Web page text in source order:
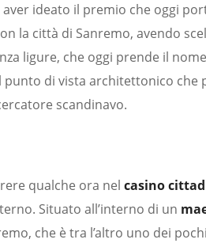
ideato il premio che oggi
la città di Sanremo, avendo
ligure, che oggi prende il
di vista architettonico che
scandinavo.
qualche ora nel casino
Situato all’interno di un
che è tra l’altro uno dei